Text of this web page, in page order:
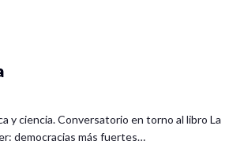
y ciencia. Conversatorio en torno al libro La
democracias más fuertes…